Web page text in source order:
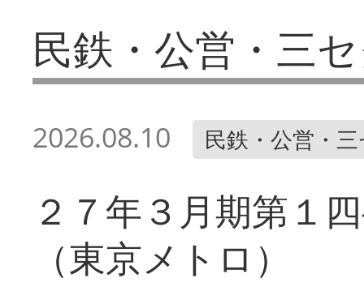
民鉄・公営・三
2026.08.10 民鉄・公営・
２７年３月期第１
（東京メトロ）